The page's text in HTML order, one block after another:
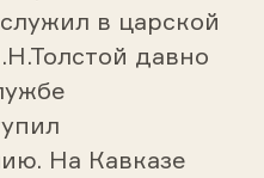
в царской
давно
На Кавказе